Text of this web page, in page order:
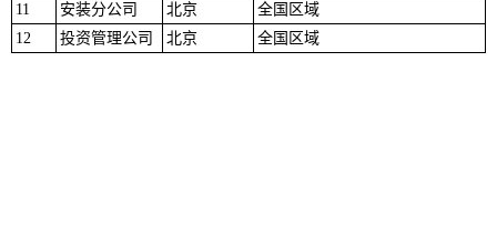
11
安装分公司 北京
全国区域
12
投资管理公司 北京 全国区域